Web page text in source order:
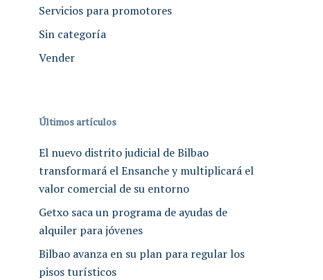
Servicios para promotores
Sin categoría
Vender
Últimos artículos
El nuevo distrito judicial de Bilbao
transformará el Ensanche y multiplicará el
valor comercial de su entorno
Getxo saca un programa de ayudas de
alquiler para jóvenes
Bilbao avanza en su plan para regular los
pisos turísticos